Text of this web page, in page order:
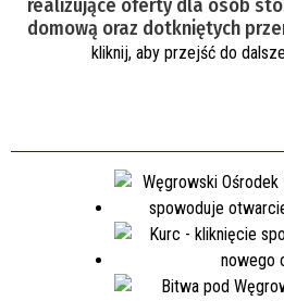
realizujące oferty dla osób
domową oraz dotkniętych
kliknij, aby przejść do